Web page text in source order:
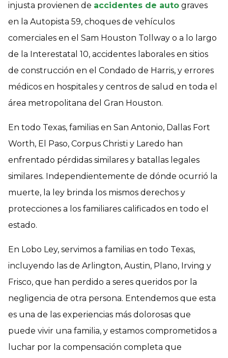
injusta provienen de accidentes de auto graves
en la Autopista 59, choques de vehículos
comerciales en el Sam Houston Tollway o a lo largo
de la Interestatal 10, accidentes laborales en sitios
de construcción en el Condado de Harris, y errores
médicos en hospitales y centros de salud en toda el
área metropolitana del Gran Houston.
En todo Texas, familias en San Antonio, Dallas Fort
Worth, El Paso, Corpus Christi y Laredo han
enfrentado pérdidas similares y batallas legales
similares. Independientemente de dónde ocurrió la
muerte, la ley brinda los mismos derechos y
protecciones a los familiares calificados en todo el
estado.
En Lobo Ley, servimos a familias en todo Texas,
incluyendo las de Arlington, Austin, Plano, Irving y
Frisco, que han perdido a seres queridos por la
negligencia de otra persona. Entendemos que esta
es una de las experiencias más dolorosas que
puede vivir una familia, y estamos comprometidos a
luchar por la compensación completa que